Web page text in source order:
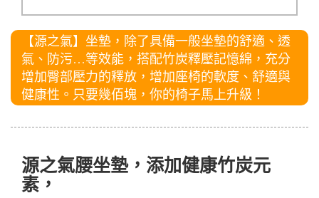
【源之氣】坐墊，除了具備一般坐墊的舒適、透
氣、防污…等效能，搭配竹炭釋壓記憶綿，充分
增加臀部壓力的釋放，增加座椅的軟度、舒適與
健康性。只要幾佰塊，你的椅子馬上升級！
源之氣腰坐墊，添加健康竹炭元
素，